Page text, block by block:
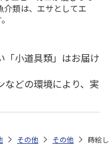
介類は、エサとしてエ
「小道具類」はお届け
などの環境により、実
その他 その他 蒔絵